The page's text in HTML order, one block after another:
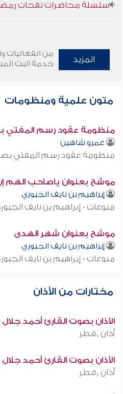
سلسلة محاضرات نفحات رمضانية
المزيد
من الفعاليات
خدمة البث
متون علمية ومنظومات
منظومة عقود رسم المفتي
عمرو شاهين
منظومة عقود رسم المفتي
موشح بعنوان ياصاحب الهم
إبراهيم بن نايف الجبوري
منوعات - إبراهيم بن نايف
موشح بعنوان شهر الهدى
إبراهيم بن نايف الجبوري
منوعات - إبراهيم بن نايف
مختارات من الأذان
الأذان بصوت القارئ أحمد
أذان ,قطر
الأذان بصوت القارئ أحمد
أذان ,قطر